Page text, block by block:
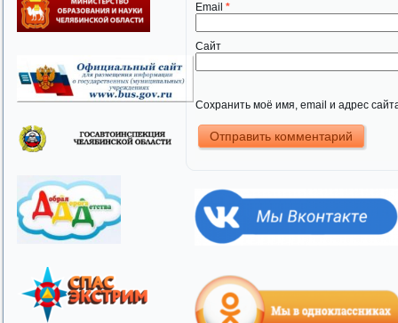
Email *
Сайт
Сохранить моё имя, email и адрес